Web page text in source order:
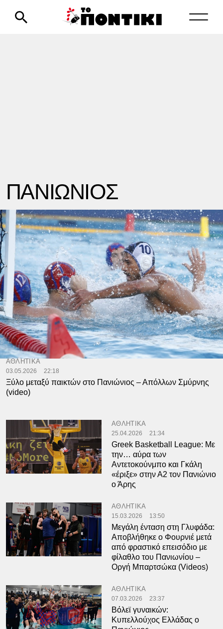
ΠΑΝΙΩΝΙΟΣ
ΑΘΛΗΤΙΚΑ
03.05.2026 22:18
Ξύλο μεταξύ παικτών στο Πανιώνιος – Απόλλων Σμύρνης
(video)
ΑΘΛΗΤΙΚΑ
25.04.2026 21:34
Greek Basketball League: Με
την… αύρα των
Αντετοκούνμπο και Γκάλη
«έριξε» στην Α2 τον Πανιώνιο
ο Άρης
ΑΘΛΗΤΙΚΑ
15.03.2026 13:50
Μεγάλη ένταση στη Γλυφάδα:
Αποβλήθηκε ο Φουρνιέ μετά
από φραστικό επεισόδιο με
φίλαθλο του Πανιωνίου –
Οργή Μπαρτσώκα (Videos)
ΑΘΛΗΤΙΚΑ
07.03.2026 23:37
Βόλεϊ γυναικών:
Κυπελλούχος Ελλάδας ο